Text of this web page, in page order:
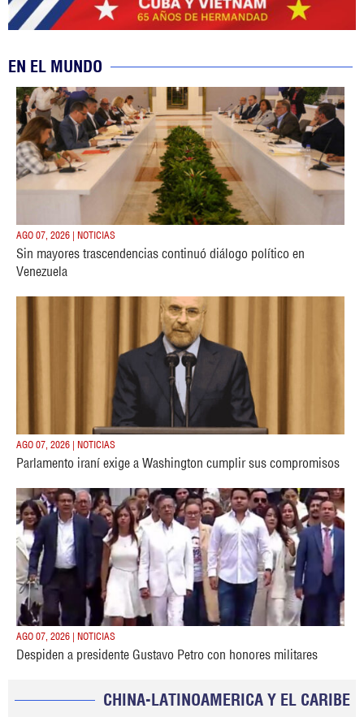
EN EL MUNDO
AGO 07, 2026 | NOTICIAS
Sin mayores trascendencias continuó diálogo político en
Venezuela
AGO 07, 2026 | NOTICIAS
Parlamento iraní exige a Washington cumplir sus compromisos
AGO 07, 2026 | NOTICIAS
Despiden a presidente Gustavo Petro con honores militares
CHINA-LATINOAMERICA Y EL CARIBE